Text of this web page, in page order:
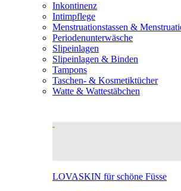
Inkontinenz
Intimpflege
Menstruationstassen &
Periodenunterwäsche
Slipeinlagen
Slipeinlagen & Binden
Tampons
Taschen- & Kosmetiktücher
Watte & Wattestäbchen
LOVASKIN für schöne Füsse